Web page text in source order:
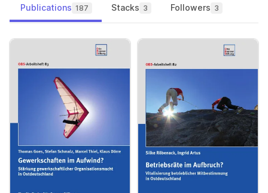
Publications 187 Stacks 3 Followers 3